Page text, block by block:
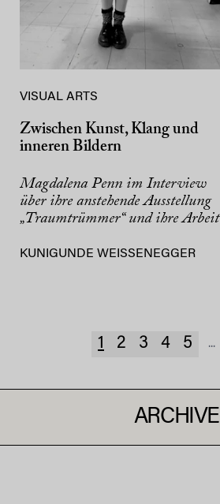
VISUAL ARTS
Zwischen Kunst, Klang und
inneren Bildern
Magdalena Penn im Interview
über ihre anstehende Ausstellung
„Traumtrümmer“ und ihre Arbeit
KUNIGUNDE WEISSENEGGER
1 2 3 4 5 ...
ARCHIVE